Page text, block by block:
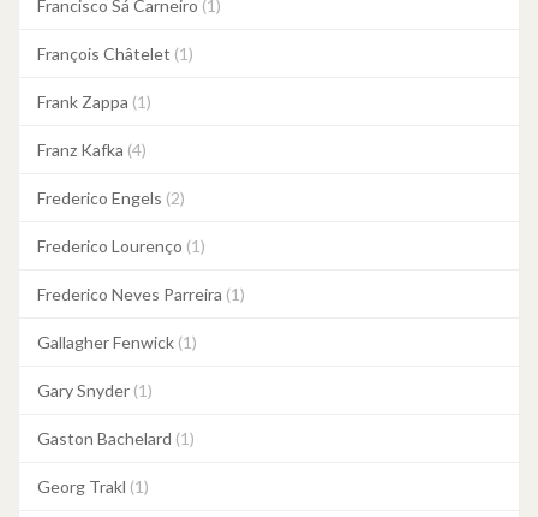
Francisco Sá Carneiro (1)
François Châtelet (1)
Frank Zappa (1)
Franz Kafka (4)
Frederico Engels (2)
Frederico Lourenço (1)
Frederico Neves Parreira (1)
Gallagher Fenwick (1)
Gary Snyder (1)
Gaston Bachelard (1)
Georg Trakl (1)